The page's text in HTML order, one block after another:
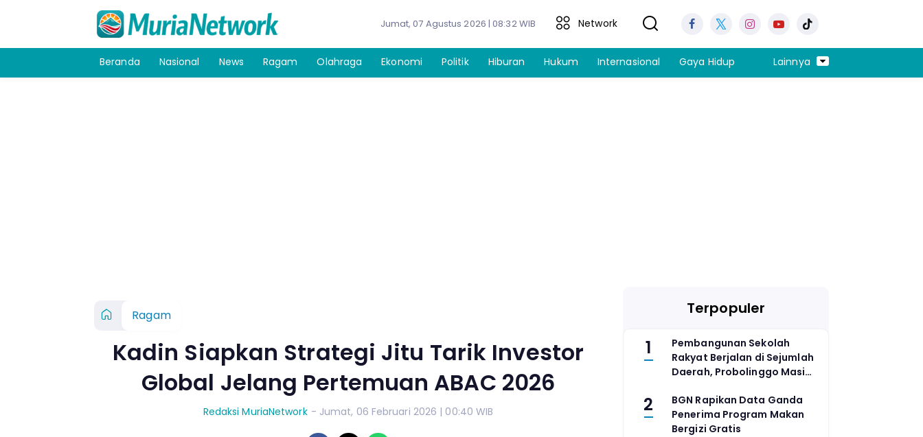
Jumat, 07 Agustus 2026 | 08:32 WIB Network
Beranda Nasional News Ragam Olahraga Ekonomi Politik Hiburan Hukum Internasional Gaya Hidup Lainnya
Ragam
Kadin Siapkan Strategi Jitu Tarik Investor
Global Jelang Pertemuan ABAC 2026
Redaksi MuriaNetwork - Jumat, 06 Februari 2026 | 00:40 WIB
Terpopuler
1
Pembangunan Sekolah
Rakyat Berjalan di Sejumlah
Daerah, Probolinggo Masih
2
BGN Rapikan Data Ganda
Penerima Program Makan
Bergizi Gratis